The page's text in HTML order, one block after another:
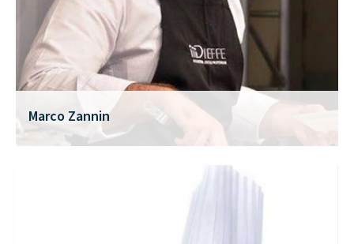
Marco Zannin